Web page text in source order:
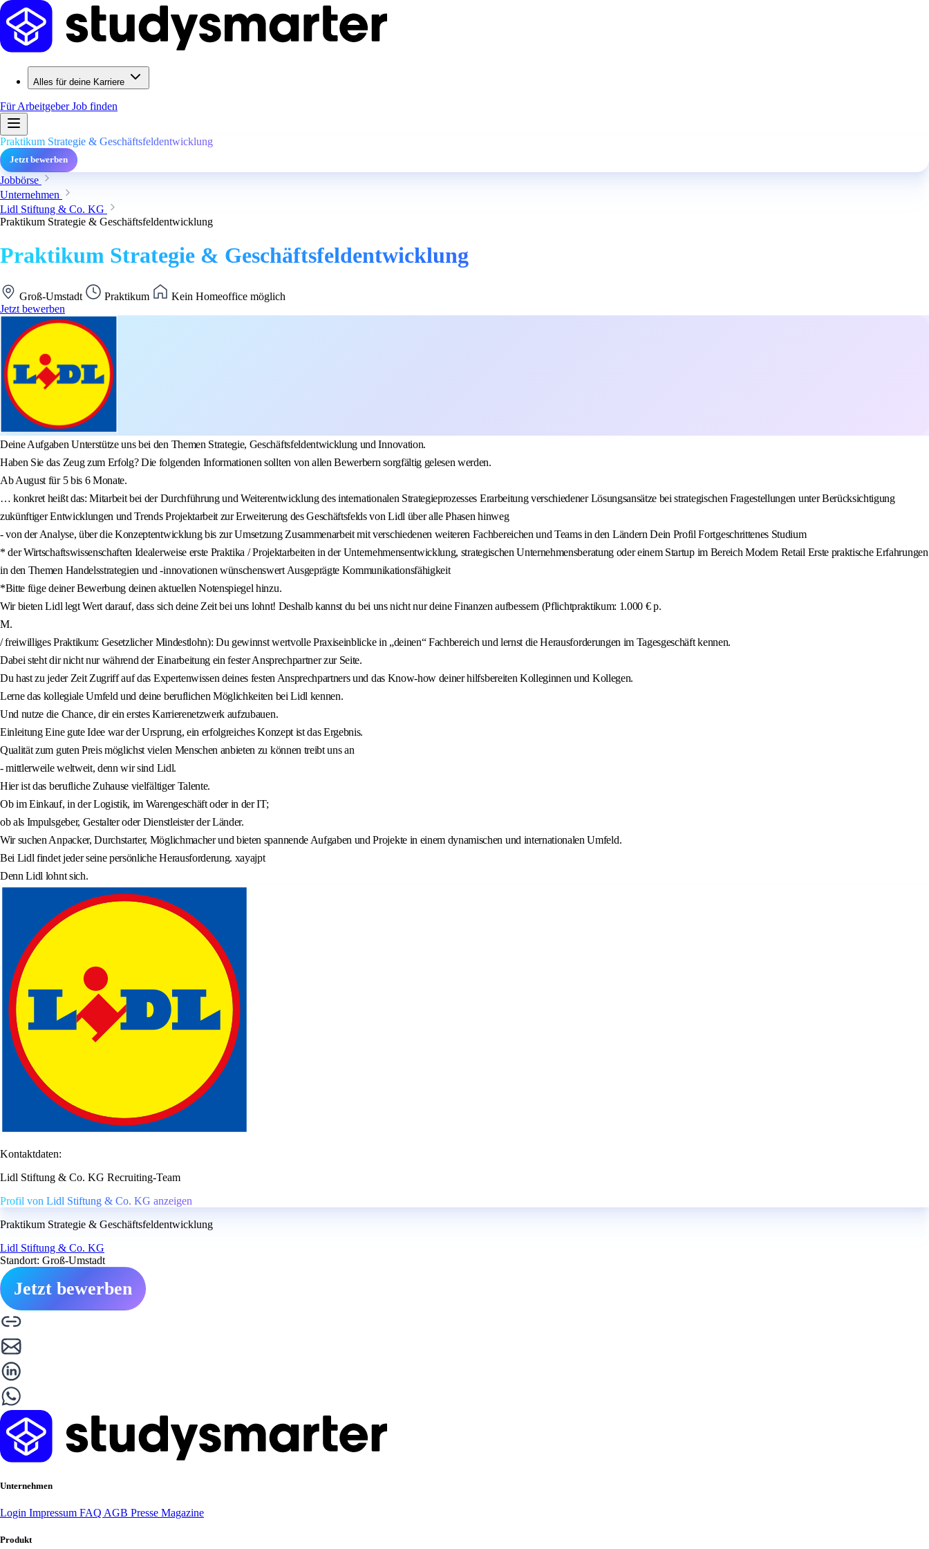
Alles für deine Karriere
Für ArbeitgeberJob finden
Praktikum Strategie & Geschäftsfeldentwicklung
Jetzt bewerben
Jobbörse
Unternehmen
Lidl Stiftung & Co. KG
Praktikum Strategie & Geschäftsfeldentwicklung
Praktikum Strategie & Geschäftsfeldentwicklung
Groß-Umstadt Praktikum
Kein Homeoffice möglich
Jetzt bewerben
Deine Aufgaben Unterstütze uns bei den Themen Strategie, Geschäftsfeldentwicklung und Innovation.
Haben Sie das Zeug zum Erfolg? Die folgenden Informationen sollten von allen Bewerbern sorgfältig gelesen werden.
Ab August für 5 bis 6 Monate.
… konkret heißt das: Mitarbeit bei der Durchführung und Weiterentwicklung des internationalen Strategieprozesses Erarbeitung verschiedener Lösungsansätze bei strategischen Fragestellungen unter Berücksichtigung
zukünftiger Entwicklungen und Trends Projektarbeit zur Erweiterung des Geschäftsfelds von Lidl über alle Phasen hinweg
- von der Analyse, über die Konzeptentwicklung bis zur Umsetzung Zusammenarbeit mit verschiedenen weiteren Fachbereichen und Teams in den Ländern Dein Profil Fortgeschrittenes Studium
* der Wirtschaftswissenschaften Idealerweise erste Praktika / Projektarbeiten in der Unternehmensentwicklung, strategischen Unternehmensberatung oder einem Startup im Bereich Modern Retail Erste praktische Erfahrungen
in den Themen Handelsstrategien und -innovationen wünschenswert Ausgeprägte Kommunikationsfähigkeit
*Bitte füge deiner Bewerbung deinen aktuellen Notenspiegel hinzu.
Wir bieten Lidl legt Wert darauf, dass sich deine Zeit bei uns lohnt! Deshalb kannst du bei uns nicht nur deine Finanzen aufbessern (Pflichtpraktikum: 1.000 € p.
M.
/ freiwilliges Praktikum: Gesetzlicher Mindestlohn): Du gewinnst wertvolle Praxiseinblicke in „deinen“ Fachbereich und lernst die Herausforderungen im Tagesgeschäft kennen.
Dabei steht dir nicht nur während der Einarbeitung ein fester Ansprechpartner zur Seite.
Du hast zu jeder Zeit Zugriff auf das Expertenwissen deines festen Ansprechpartners und das Know-how deiner hilfsbereiten Kolleginnen und Kollegen.
Lerne das kollegiale Umfeld und deine beruflichen Möglichkeiten bei Lidl kennen.
Und nutze die Chance, dir ein erstes Karrierenetzwerk aufzubauen.
Einleitung Eine gute Idee war der Ursprung, ein erfolgreiches Konzept ist das Ergebnis.
Qualität zum guten Preis möglichst vielen Menschen anbieten zu können treibt uns an
- mittlerweile weltweit, denn wir sind Lidl.
Hier ist das berufliche Zuhause vielfältiger Talente.
Ob im Einkauf, in der Logistik, im Warengeschäft oder in der IT;
ob als Impulsgeber, Gestalter oder Dienstleister der Länder.
Wir suchen Anpacker, Durchstarter, Möglichmacher und bieten spannende Aufgaben und Projekte in einem dynamischen und internationalen Umfeld.
Bei Lidl findet jeder seine persönliche Herausforderung. xayajpt
Denn Lidl lohnt sich.
Kontaktdaten:
Lidl Stiftung & Co. KG Recruiting-Team
Profil von Lidl Stiftung & Co. KG anzeigen
Praktikum Strategie & Geschäftsfeldentwicklung
Lidl Stiftung & Co. KG
Standort: Groß-Umstadt
Jetzt bewerben
Unternehmen
Login Impressum FAQ AGB Presse Magazine
Produkt